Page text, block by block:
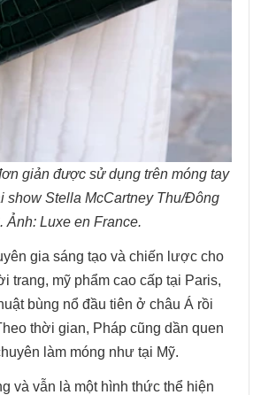
giản được sử dụng trên móng tay
show Stella McCartney Thu/Đông
Ảnh: Luxe en France.
gia sáng tạo và chiến lược cho
trang, mỹ phẩm cao cấp tại Paris,
bùng nổ đầu tiên ở châu Á rồi
thời gian, Pháp cũng dần quen
làm móng như tại Mỹ.
và vẫn là một hình thức thể hiện